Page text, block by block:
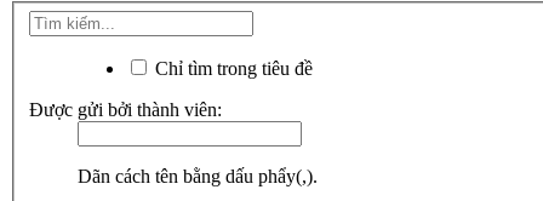
Chỉ tìm trong tiêu đề
Được gửi bởi thành viên:
Dãn cách tên bằng dấu phẩy(,).